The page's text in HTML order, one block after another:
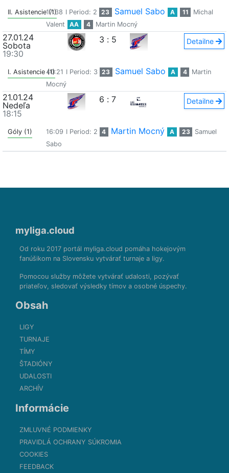
II. Asistencie (1)
17:38 I Period: 2 23 Samuel Sabo A 11
Michal
Valent
AA 4 Martin Mocný
27.01.24
Sobota
19:30
3 : 5 Detailne
I. Asistencie (1)40:21 I Period: 3 23 Samuel Sabo A 4
Martin
Mocný
21.01.24
Nedeľa
18:15
6 : 7 Detailne
Góly (1) 16:09 I Period: 2 4 Martin Mocný A 23
Samuel
Sabo
myliga.cloud
Od roku 2017 portál myliga.cloud pomáha hokejovým
fanúšikom na Slovensku vytvárať turnaje a ligy.
Pomocou služby môžete vytvárať udalosti, pozývať
priateľov, sledovať výsledky tímov a osobné úspechy.
Obsah
LIGY
TURNAJE
TÍMY
ŠTADIÓNY
UDALOSTI
ARCHÍV
Informácie
ZMLUVNÉ PODMIENKY
PRAVIDLÁ OCHRANY SÚKROMIA
COOKIES
FEEDBACK